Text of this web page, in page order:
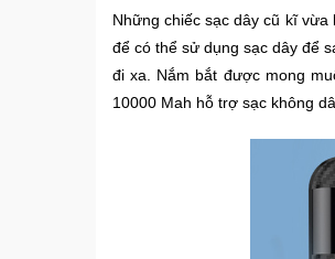
Những chiếc sạc dây cũ kĩ
để có thể sử dụng sạc dây để
đi xa. Nắm bắt được mong
10000 Mah hỗ trợ sạc không